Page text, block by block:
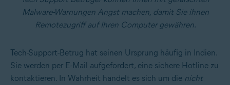
Malware-Warnungen Angst machen, damit Sie ihnen
Remotezugriff auf Ihren Computer gewähren.
Tech-Support-Betrug hat seinen Ursprung häufig in Indien.
Sie werden per E-Mail aufgefordert, eine sichere Hotline zu
kontaktieren. In Wahrheit handelt es sich um die nicht